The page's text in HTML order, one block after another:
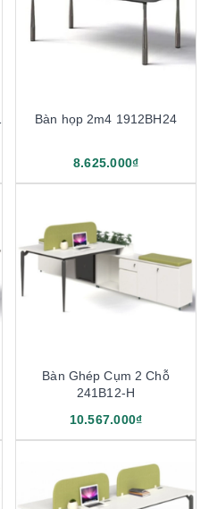
Bàn họp 2m4 1912BH24
8.625.000₫
Bàn Ghép Cụm 2 Chỗ
241B12-H
10.567.000₫